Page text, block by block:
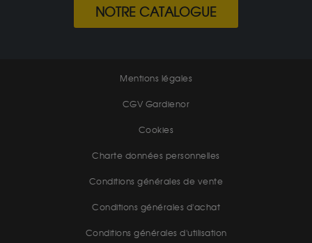
NOTRE CATALOGUE
Mentions légales
CGV Gardienor
Cookies
Charte données personnelles
Conditions générales de vente
Conditions générales d'achat
Conditions générales d'utilisation